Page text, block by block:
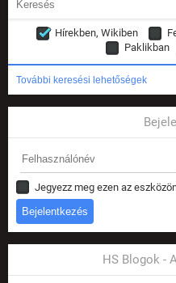
Hírekben, Wikiben
Paklikban
További keresési lehetőségek
Jegyezz meg ezen az
HS Blogok -